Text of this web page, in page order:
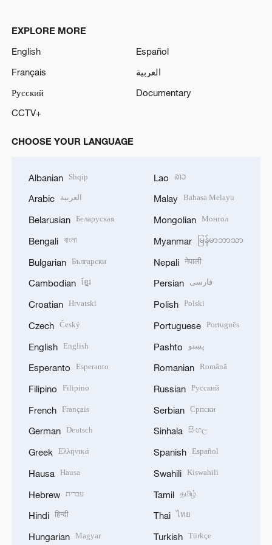
EXPLORE MORE
English
Español
Français
العربية
Русский
Documentary
CCTV+
CHOOSE YOUR LANGUAGE
Albanian Shqip
Arabic العربية
Belarusian Беларуская
Bengali বাংলা
Bulgarian Български
Cambodian ខ្មែរ
Croatian Hrvatski
Czech Český
English English
Esperanto Esperanto
Filipino Filipino
French Français
German Deutsch
Greek Ελληνικά
Hausa Hausa
Hebrew עברית
Hindi हिन्दी
Hungarian Magyar
Lao ລາວ
Malay Bahasa Melayu
Mongolian Монгол
Myanmar မြန်မာဘာသာ
Nepali नेपाली
Persian فارسی
Polish Polski
Portuguese Português
Pashto پښتو
Romanian Română
Russian Русский
Serbian Српски
Sinhala සිංහල
Spanish Español
Swahili Kiswahili
Tamil தமிழ்
Thai ไทย
Turkish Türkçe